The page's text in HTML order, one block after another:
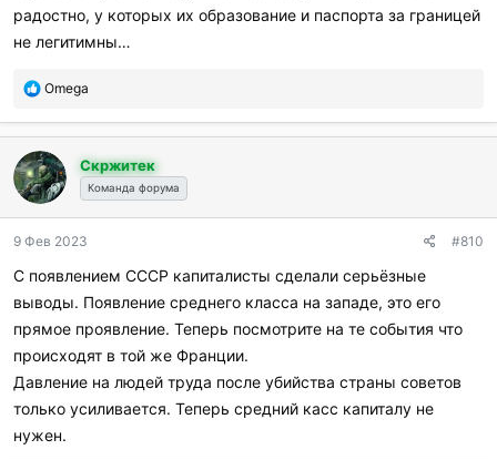
радостно, у которых их образование и паспорта за границей
не легитимны…
П
б
л
а
г
о
а
и
л
и
Omega
Скржитек
Команда форума
9 Фев 2023 #810
С появлением СССР капиталисты сделали серьёзные
выводы. Появление среднего класса на западе, это его
прямое проявление. Теперь посмотрите на те события что
происходят в той же Франции.
Давление на людей труда после убийства страны советов
только усиливается. Теперь средний касс капиталу не
нужен.